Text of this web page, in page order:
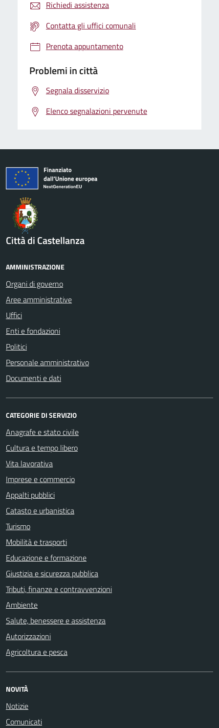
Richiedi assistenza
Contatta gli uffici comunali
Prenota appuntamento
Problemi in città
Segnala disservizio
Elenco segnalazioni pervenute
Città di Castellanza
AMMINISTRAZIONE
Organi di governo
Aree amministrative
Uffici
Enti e fondazioni
Politici
Personale amministrativo
Documenti e dati
CATEGORIE DI SERVIZIO
Anagrafe e stato civile
Cultura e tempo libero
Vita lavorativa
Imprese e commercio
Appalti pubblici
Catasto e urbanistica
Turismo
Mobilità e trasporti
Educazione e formazione
Giustizia e sicurezza pubblica
Tributi, finanze e contravvenzioni
Ambiente
Salute, benessere e assistenza
Autorizzazioni
Agricoltura e pesca
NOVITÀ
Notizie
Comunicati